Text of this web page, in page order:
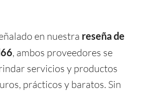
en nuestra reseña de
, ambos proveedores se
servicios y productos
prácticos y baratos. Sin